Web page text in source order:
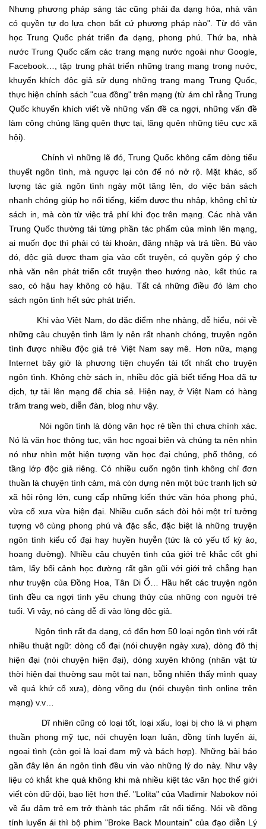
Nhưng phương pháp sáng tác cũng phải đa dạng hóa, nhà văn
có quyền tự do lựa chọn bất cứ phương pháp nào". Từ đó văn
học Trung Quốc phát triển đa dạng, phong phú. Thứ ba, nhà
nước Trung Quốc cấm các trang mạng nước ngoài như Google,
Facebook…, tập trung phát triển những trang mạng trong nước,
khuyến khích độc giả sử dụng những trang mạng Trung Quốc,
thực hiện chính sách "cua đồng" trên mạng (từ ám chỉ rằng Trung
Quốc khuyến khích viết về những vấn đề ca ngợi, những vấn đề
làm công chúng lãng quên thực tại, lãng quên những tiêu cực xã
hội).
Chính vì những lẽ đó, Trung Quốc không cấm dòng tiểu
thuyết ngôn tình, mà ngược lại còn để nó nở rộ. Mặt khác, số
lượng tác giả ngôn tình ngày một tăng lên, do việc bán sách
nhanh chóng giúp họ nổi tiếng, kiếm được thu nhập, không chỉ từ
sách in, mà còn từ việc trả phí khi đọc trên mạng. Các nhà văn
Trung Quốc thường tải từng phần tác phẩm của mình lên mạng,
ai muốn đọc thì phải có tài khoản, đăng nhập và trả tiền. Bù vào
đó, độc giả được tham gia vào cốt truyện, có quyền góp ý cho
nhà văn nên phát triển cốt truyện theo hướng nào, kết thúc ra
sao, có hậu hay không có hậu. Tất cả những điều đó làm cho
sách ngôn tình hết sức phát triển.
Khi vào Việt Nam, do đặc điểm nhẹ nhàng, dễ hiểu, nói về
những câu chuyện tình lâm ly nên rất nhanh chóng, truyện ngôn
tình được nhiều độc giả trẻ Việt Nam say mê. Hơn nữa, mạng
Internet bây giờ là phương tiện chuyển tải tốt nhất cho truyện
ngôn tình. Không chờ sách in, nhiều độc giả biết tiếng Hoa đã tự
dịch, tự tải lên mạng để chia sẻ. Hiện nay, ở Việt Nam có hàng
trăm trang web, diễn đàn, blog như vậy.
Nói ngôn tình là dòng văn học rẻ tiền thì chưa chính xác.
Nó là văn học thông tục, văn học ngoại biên và chúng ta nên nhìn
nó như nhìn một hiện tượng văn học đại chúng, phổ thông, có
tầng lớp độc giả riêng. Có nhiều cuốn ngôn tình không chỉ đơn
thuần là chuyện tình cảm, mà còn dựng nên một bức tranh lịch sử
xã hội rộng lớn, cung cấp những kiến thức văn hóa phong phú,
vừa cổ xưa vừa hiện đại. Nhiều cuốn sách đòi hỏi một trí tưởng
tượng vô cùng phong phú và đặc sắc, đặc biệt là những truyện
ngôn tình kiểu cổ đại hay huyền huyễn (tức là có yếu tố kỳ ảo,
hoang đường). Nhiều câu chuyện tình của giới trẻ khắc cốt ghi
tâm, lấy bối cảnh học đường rất gần gũi với giới trẻ chẳng hạn
như truyện của Đồng Hoa, Tân Di Ổ… Hầu hết các truyện ngôn
tình đều ca ngợi tình yêu chung thủy của những con người trẻ
tuổi. Vì vậy, nó càng dễ đi vào lòng độc giả.
Ngôn tình rất đa dạng, có đến hơn 50 loại ngôn tình với rất
nhiều thuật ngữ: dòng cổ đại (nói chuyện ngày xưa), dòng đô thị
hiện đại (nói chuyện hiện đại), dòng xuyên không (nhân vật từ
thời hiện đại thường sau một tai nạn, bỗng nhiên thấy mình quay
về quá khứ cổ xưa), dòng võng du (nói chuyện tình online trên
mạng) v.v…
Dĩ nhiên cũng có loại tốt, loại xấu, loại bị cho là vi phạm
thuần phong mỹ tục, nói chuyện loạn luân, đồng tính luyến ái,
ngoại tình (còn gọi là loại đam mỹ và bách hợp). Những bài báo
gần đây lên án ngôn tình đều vin vào những lý do này. Như vậy
liệu có khắt khe quá không khi mà nhiều kiệt tác văn học thế giới
viết còn dữ dội, bạo liệt hơn thế. "Lolita" của Vladimir Nabokov nói
về ấu dâm trẻ em trở thành tác phẩm rất nổi tiếng. Nói về đồng
tính luyến ái thì bộ phim "Broke Back Mountain" của đạo diễn Lý